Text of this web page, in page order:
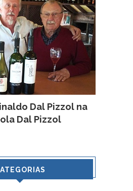
Dal Pizzol na
Dal Pizzol